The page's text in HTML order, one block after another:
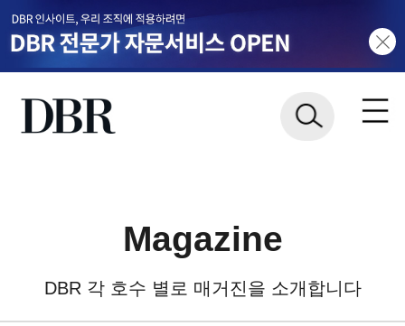
Magazine
DBR 각 호수 별로 매거진을 소개합니다